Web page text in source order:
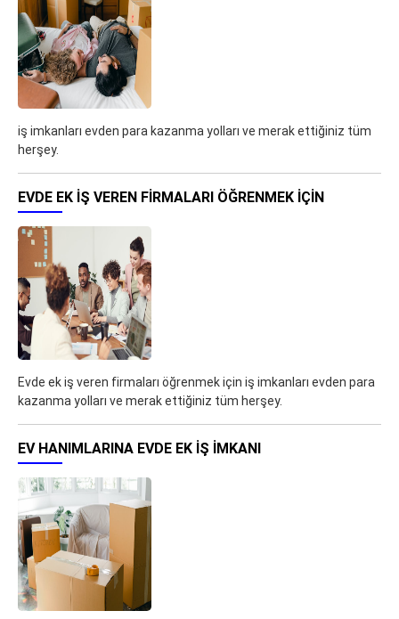
iş imkanları evden para kazanma yolları ve merak ettiğiniz tüm
herşey.
EVDE EK IŞ VEREN FIRMALARI ÖĞRENMEK IÇIN
Evde ek iş veren firmaları öğrenmek için iş imkanları evden para
kazanma yolları ve merak ettiğiniz tüm herşey.
EV HANIMLARINA EVDE EK IŞ IMKANI